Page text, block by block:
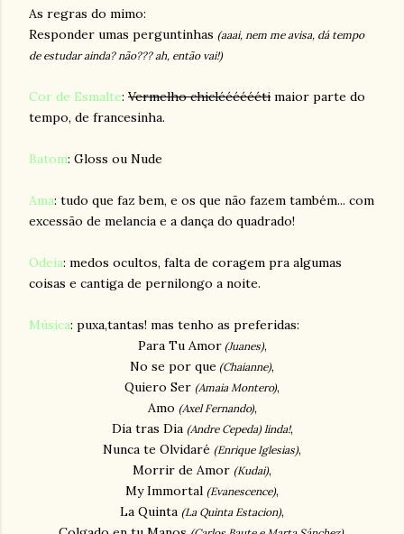
As regras do mimo:
Responder umas perguntinhas (aaai, nem me avisa, dá tempo
de estudar ainda? não??? ah, então vai!)
Cor de Esmalte: Vermelho chiclééééééti maior parte do
tempo, de francesinha.
Batom: Gloss ou Nude
Ama: tudo que faz bem, e os que não fazem também... com
excessão de melancia e a dança do quadrado!
Odeia: medos ocultos, falta de coragem pra algumas
coisas e cantiga de pernilongo a noite.
Música: puxa,tantas! mas tenho as preferidas:
Para Tu Amor(Juanes),
No se por que (Chaianne),
Quiero Ser (Amaia Montero),
Amo (Axel Fernando),
Dia tras Dia (Andre Cepeda)linda!,
Nunca te Olvidaré (Enrique Iglesias),
Morrir de Amor (Kudai),
My Immortal (Evanescence),
La Quinta (La Quinta Estacion),